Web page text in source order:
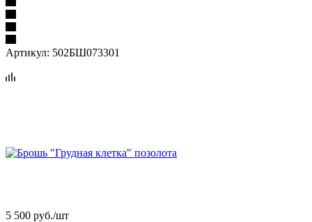
Артикул: 502БШ073301
5 500 руб./шт